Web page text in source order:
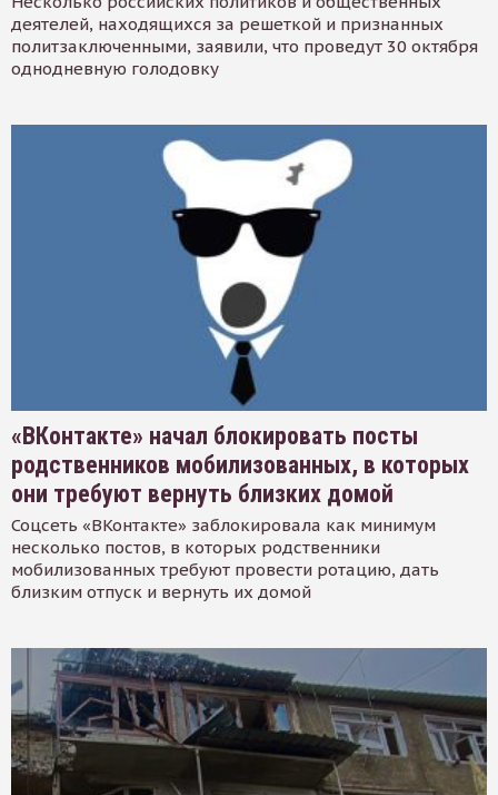
деятелей, находящихся за решеткой и признанных
политзаключенными, заявили, что проведут 30 октября
однодневную голодовку
«ВКонтакте» начал блокировать посты
родственников мобилизованных, в которых
они требуют вернуть близких домой
Соцсеть «ВКонтакте» заблокировала как минимум
несколько постов, в которых родственники
мобилизованных требуют провести ротацию, дать
близким отпуск и вернуть их домой